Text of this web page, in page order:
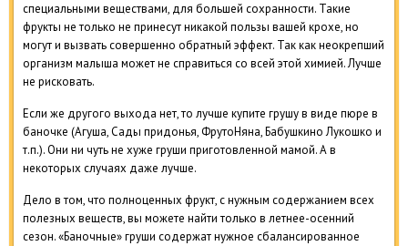
специальными веществами, для большей сохранности. Такие
фрукты не только не принесут никакой пользы вашей крохе, но
могут и вызвать совершенно обратный эффект. Так как неокрепший
организм малыша может не справиться со всей этой химией. Лучше
не рисковать.
Если же другого выхода нет, то лучше купите грушу в виде пюре в
баночке (Агуша, Сады придонья, ФрутоНяна, Бабушкино Лукошко и
т.п.). Они ни чуть не хуже груши приготовленной мамой. А в
некоторых случаях даже лучше.
Дело в том, что полноценных фрукт, с нужным содержанием всех
полезных веществ, вы можете найти только в летнее-осенний
сезон. «Баночные» груши содержат нужное сбалансированное